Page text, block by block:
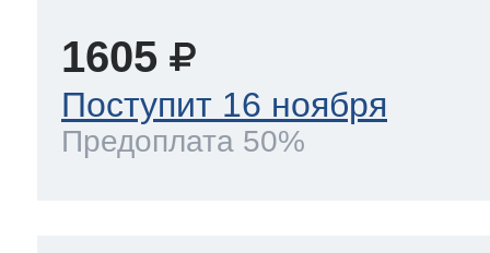
1605
Поступит 16 ноября
Предоплата 50%